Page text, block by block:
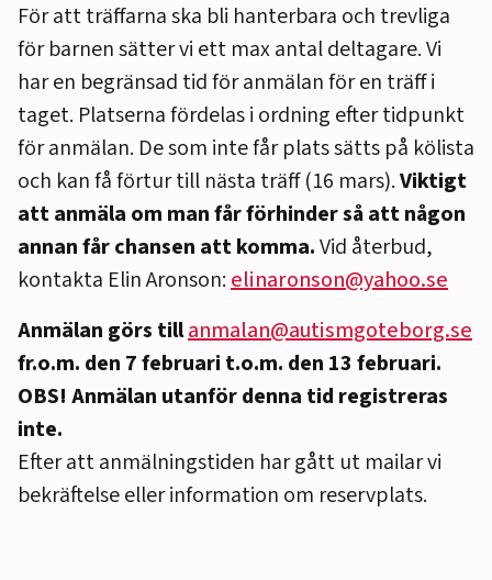
För att träffarna ska bli hanterbara och trevliga
för barnen sätter vi ett max antal deltagare. Vi
har en begränsad tid för anmälan för en träff i
taget. Platserna fördelas i ordning efter tidpunkt
för anmälan. De som inte får plats sätts på kölista
och kan få förtur till nästa träff (16 mars).Viktigt
att anmäla om man får förhinder så att någon
annan får chansen att komma.Vid återbud,
kontakta Elin Aronson:elinaronson@yahoo.se
Anmälan görs tillanmalan@autismgoteborg.se
fr.o.m. den 7 februari t.o.m. den 13 februari.
OBS! Anmälan utanför denna tid registreras
inte.
Efter att anmälningstiden har gått ut mailar vi
bekräftelse eller information om reservplats.